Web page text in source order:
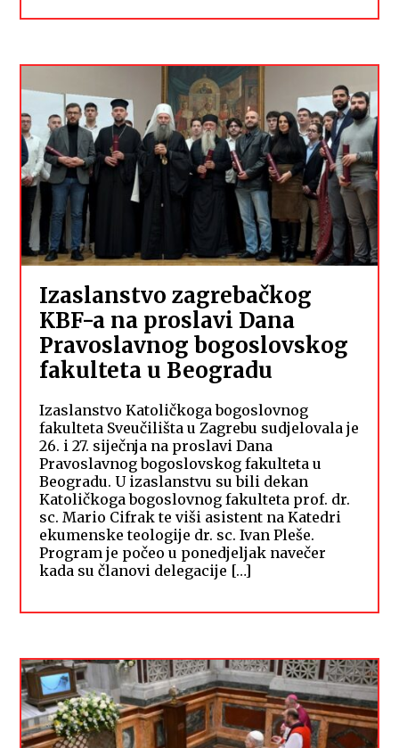
Izaslanstvo zagrebačkog
KBF-a na proslavi Dana
Pravoslavnog bogoslovskog
fakulteta u Beogradu
Izaslanstvo Katoličkoga bogoslovnog
fakulteta Sveučilišta u Zagrebu sudjelovala je
26. i 27. siječnja na proslavi Dana
Pravoslavnog bogoslovskog fakulteta u
Beogradu. U izaslanstvu su bili dekan
Katoličkoga bogoslovnog fakulteta prof. dr.
sc. Mario Cifrak te viši asistent na Katedri
ekumenske teologije dr. sc. Ivan Pleše.
Program je počeo u ponedjeljak navečer
kada su članovi delegacije […]